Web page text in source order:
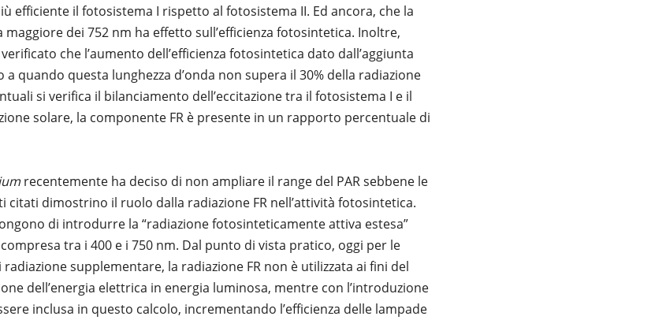
efficiente il fotosistema I rispetto al fotosistema II. Ed ancora, che la
maggiore dei 752 nm ha effetto sull’efficienza fotosintetica. Inoltre,
che l’aumento dell’efficienza fotosintetica dato dall’aggiunta
a quando questa lunghezza d’onda non supera il 30% della radiazione
si verifica il bilanciamento dell’eccitazione tra il fotosistema I e il
solare, la componente FR è presente in un rapporto percentuale di
recentemente ha deciso di non ampliare il range del PAR sebbene le
citati dimostrino il ruolo dalla radiazione FR nell’attività fotosintetica.
di introdurre la “radiazione fotosinteticamente attiva estesa”
tra i 400 e i 750 nm. Dal punto di vista pratico, oggi per le
supplementare, la radiazione FR non è utilizzata ai fini del
dell’energia elettrica in energia luminosa, mentre con l’introduzione
inclusa in questo calcolo, incrementando l’efficienza delle lampade